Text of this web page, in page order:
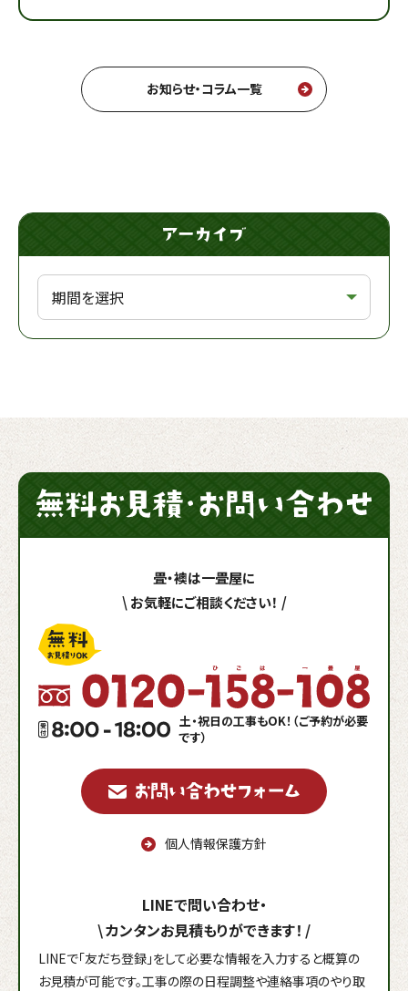
お知らせ・コラム一覧
\
畳・襖は一畳屋に
お気軽にご相談ください！ /
土・祝日の工事もOK！（ご予約が必要
です）
個人情報保護方針
\
LINEで問い合わせ・
カンタンお見積もりができます！ /
LINEで「友だち登録」をして必要な情報を入力すると概算の
お見積が可能です。工事の際の日程調整や連絡事項のやり取